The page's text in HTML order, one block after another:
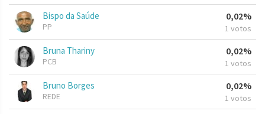
Bispo da Saúde
PP
0,02%
1 votos
Bruna Thariny
PCB
0,02%
1 votos
Bruno Borges
REDE
0,02%
1 votos